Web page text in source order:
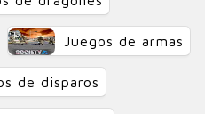
Juegos de armas
de disparos